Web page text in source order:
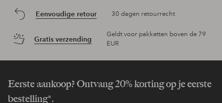
Eenvoudige retour 30 dagen retourrecht
Gratis verzending
Geldt voor pakketten boven de 79
EUR
Eerste aankoop? Ontvang 20% korting op je eerste
bestelling*.